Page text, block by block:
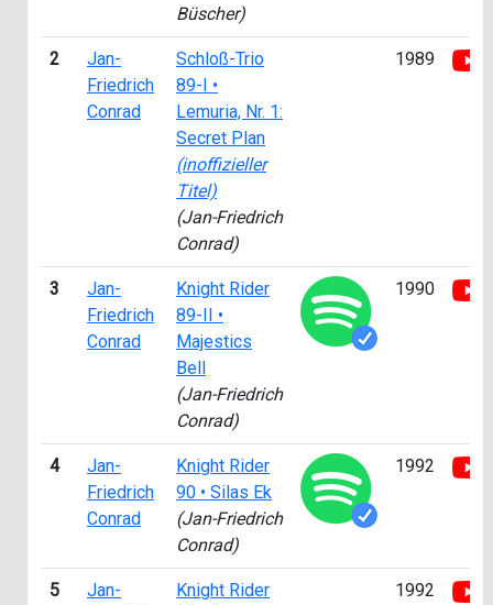
Büscher)
2
Jan-
Friedrich
Conrad
Schloß-Trio
89-I •
Lemuria, Nr. 1:
Secret Plan
(inoffizieller
Titel)
(Jan-Friedrich
Conrad)
1989
3
Jan-
Friedrich
Conrad
Knight Rider
89-II •
Majestics
Bell
(Jan-Friedrich
Conrad)
1990
4
Jan-
Friedrich
Conrad
Knight Rider
90 • Silas Ek
(Jan-Friedrich
Conrad)
1992
5
Jan-
Knight Rider
1992